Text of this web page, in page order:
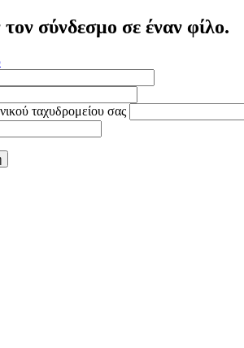
τον σύνδεσμο σε έναν φίλο.
ταχυδρομείου σας